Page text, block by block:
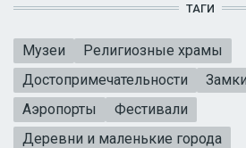
ТАГИ
Музеи
Религиозные храмы
Достопримечательности
Аэропорты
Фестивали
Деревни и маленькие города